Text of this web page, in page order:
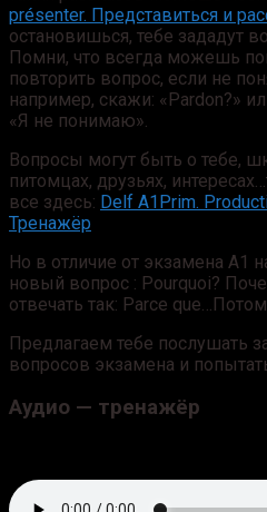
présenter. Представиться и
остановишься, тебе зададут
Помни, что всегда можешь
повторить вопрос, если не
например, скажи: «Pardon?»
«Я не понимаю».
Вопросы могут быть о тебе,
питомцах, друзьях,
все здесь: Delf A1Prim.
Тренажёр
Но в отличие от экзамена А1
новый вопрос : Pourquoi?
отвечать так: Parce
Предлагаем тебе послушать
вопросов экзамена и
Аудио — тренажёр